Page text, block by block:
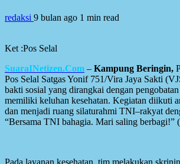
redaksi 9 bulan ago 1 min read
Ket :Pos Selal
SuaraINetizen.Com – Kampung Beringin,
Pos Selal Satgas Yonif 751/Vira Jaya Sakti
bakti sosial yang dirangkai dengan
memiliki keluhan kesehatan. Kegiatan diikuti
dan menjadi ruang silaturahmi TNI–rakyat
“Bersama TNI bahagia. Mari saling berbagi!”
Pada layanan kesehatan, tim melakukan